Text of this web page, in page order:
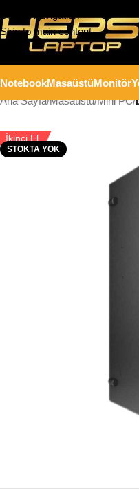
Skip to navigation
Skip to main content
NotebookMasaüstüMonitör
Ana Sayfa/Masaüstü/Mini PC/
STOKTA YOK
İkinci El